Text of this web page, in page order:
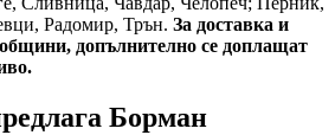
Радомир, Трън. За доставка и
допълнително се доплащат
Борман